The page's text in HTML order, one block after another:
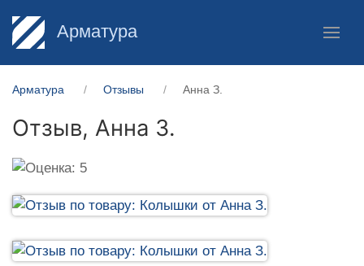
Арматура
Арматура Отзывы Анна З.
Отзыв, Анна З.